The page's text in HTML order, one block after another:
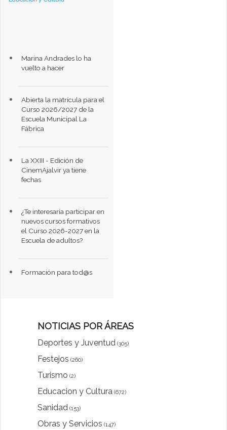
Marina Andrades lo ha
vuelto a hacer
Abierta la matrícula para el
Curso 2026/2027 de la
Escuela Municipal La
Fábrica
La XXIII - Edición de
CinemAjalvir ya tiene
fechas
¿Te interesaría participar en
nuevos cursos formativos
el Curso 2026-2027 en la
Escuela de adultos?
Formación para tod@s
NOTICIAS POR ÁREAS
Deportes y Juventud (305)
Festejos (260)
Turismo (2)
Educacion y Cultura (672)
Sanidad (153)
Obras y Servicios (147)